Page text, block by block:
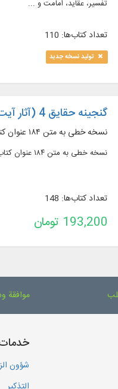
تفسیر، عقاید، امامت و ...
تعداد کتاب‌ها: 110
تولید نسخه جدید
گنجینه حقایق 4 (آثار آیت الله سید علی حسینی میلانی حفظه الله)
نسخه خطی به متن ۱۸۴ عنوان کتاب در ۲۳۱ جلد
نسخه خطی به متن ۱۸۴ عنوان کتاب در ۲۳۱ جلد از آثار آیت الله حاج سید علی حسینی میلانی به زبان عربی و فارسی
تعداد کتاب‌ها: 148
193,200 تومان
موافقة
خدمات
شؤون